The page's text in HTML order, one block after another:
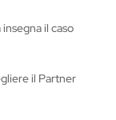
il caso
il Partner